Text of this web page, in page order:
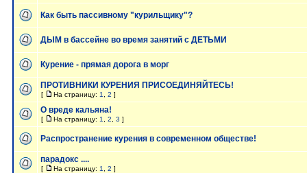
Как быть пассивному "курильщику"?
ДЫМ в бассейне во время занятий с ДЕТЬМИ
Курение - прямая дорога в морг
ПРОТИВНИКИ КУРЕНИЯ ПРИСОЕДИНЯЙТЕСЬ!
[ На страницу: 1 2 ]
О вреде кальяна!
[ На страницу: 1 2 3 ]
Распространение курения в современном обществе!
парадокс ....
[ На страницу: 1 2 ]